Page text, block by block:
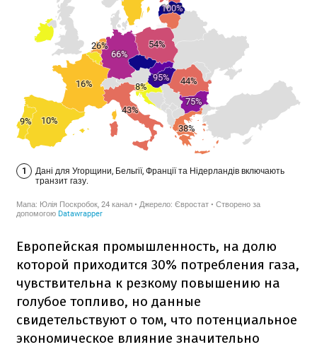
Европейская промышленность, на долю
которой приходится 30% потребления газа,
чувствительна к резкому повышению на
голубое топливо, но данные
свидетельствуют о том, что потенциальное
экономическое влияние значительно